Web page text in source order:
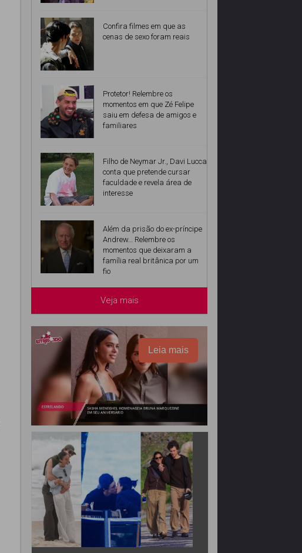
Confira filmes em que as
cenas de sexo foram reais
Protetor! Relembre os
momentos em que Zé Felipe
saiu em defesa de amigos e
familiares
Filho de Neymar Jr., Davi Lucca
conta que pretende cursar
faculdade e revela área de
interesse
Além da prisão do ex-príncipe
Andrew… Relembre os
momentos que deixaram a
família real britânica por um
fio
Veja mais
Leia mais